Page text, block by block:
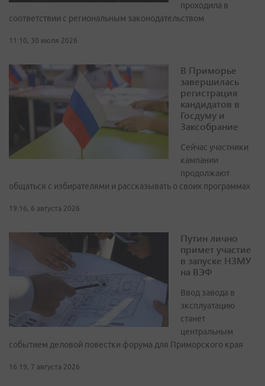
проходила в
соответствии с региональным законодательством
11:10, 30 июля 2026
В Приморье
завершилась
регистрация
кандидатов в
Госдуму и
Заксобрание
Сейчас участники
кампании
продолжают
общаться с избирателями и рассказывать о своих программах
19:16, 6 августа 2026
Путин лично
примет участие
в запуске НЗМУ
на ВЭФ
Ввод завода в
эксплуатацию
станет
центральным
событием деловой повестки форума для Приморского края
16:19, 7 августа 2026